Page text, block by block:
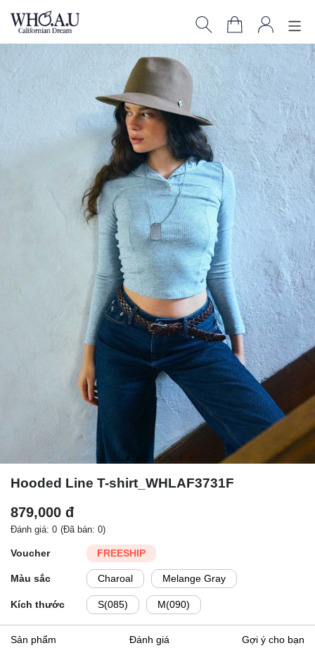
Hooded Line T-shirt_WHLAF3731F
879,000 đ
Đánh giá: 0 (Đã bán: 0)
Voucher FREESHIP
Màu sắc Charoal Melange Gray
Kích thước S(085) M(090)
Sản phẩm Đánh giá Gợi ý cho bạn